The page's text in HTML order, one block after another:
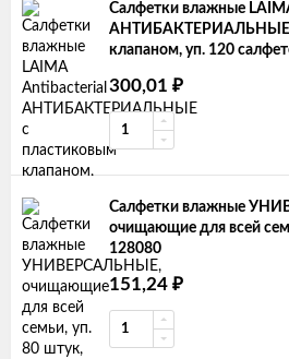
Салфетки влажные
АНТИБАКТЕРИАЛЬНЫЕ
клапаном, уп. 120
300,01 ₽
Салфетки влажные
очищающие для всей
128080
151,24 ₽